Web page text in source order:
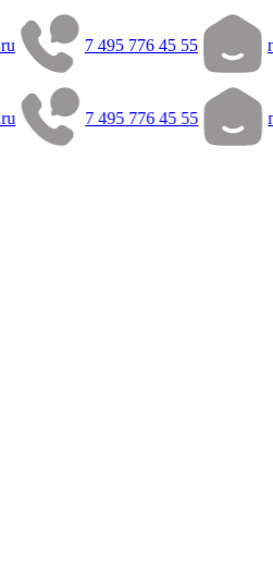
7 495 776 45 55
7 495 776 45 55